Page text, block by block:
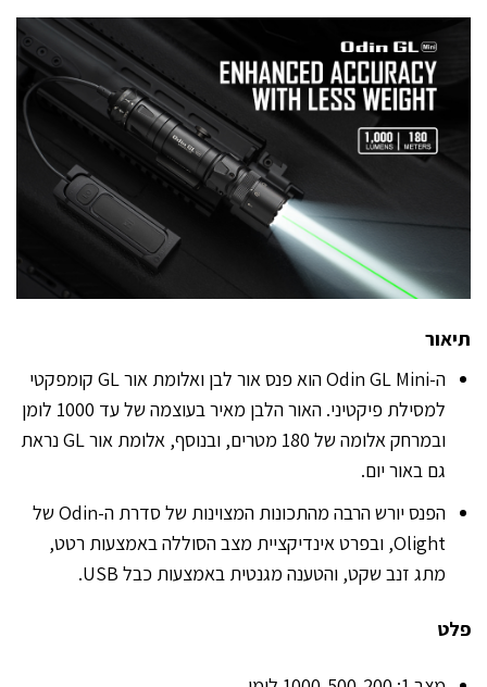
תיאור
ה-Odin GL Mini הוא פנס אור לבן ואלומת אור GL קומפקטי
למסילת פיקטיני. האור הלבן מאיר בעוצמה של עד 1000 לומן
ובמרחק אלומה של 180 מטרים, ובנוסף, אלומת אור GL נראת
גם באור יום.
הפנס יורש הרבה מהתכונות המצוינות של סדרת ה-Odin של
Olight, ובפרט אינדיקציית מצב הסוללה באמצעות רטט,
מתג זנב שקט, והטענה מגנטית באמצעות כבל USB.
פלט